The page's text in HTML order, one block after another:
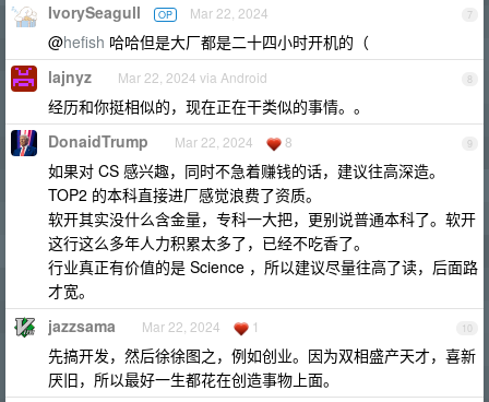
7
IvorySeagull OP Mar 22, 2024
@hefish 哈哈但是大厂都是二十四小时开机的（
8
lajnyz Mar 22, 2024 via Android
经历和你挺相似的，现在正在干类似的事情。。
9
DonaidTrump Mar 22, 2024 8
如果对 CS 感兴趣，同时不急着赚钱的话，建议往高深造。
TOP2 的本科直接进厂感觉浪费了资质。
软开其实没什么含金量，专科一大把，更别说普通本科了。软开
这行这么多年人力积累太多了，已经不吃香了。
行业真正有价值的是 Science ，所以建议尽量往高了读，后面路
才宽。
10
jazzsama Mar 22, 2024 1
先搞开发，然后徐徐图之，例如创业。因为双相盛产天才，喜新
厌旧，所以最好一生都花在创造事物上面。